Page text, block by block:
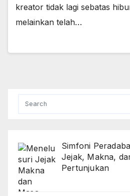
kreator tidak lagi sebatas
melainkan telah…
Simfoni
Jejak, Makna,
Pertunjukan